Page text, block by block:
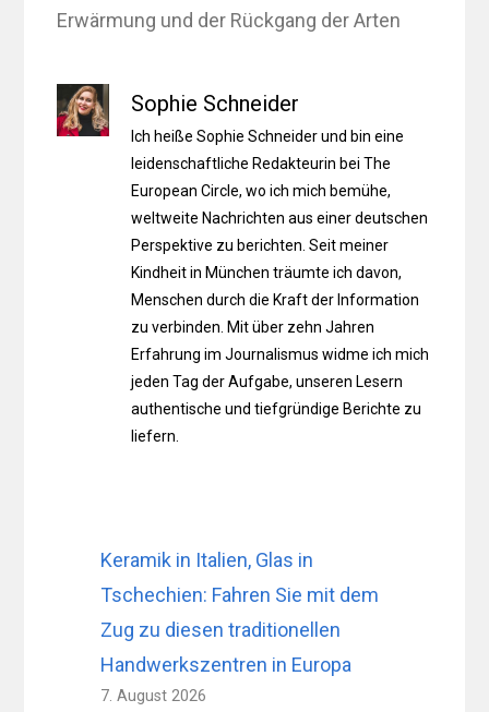
Erwärmung und der Rückgang der Arten
Sophie Schneider
Ich heiße Sophie Schneider und bin eine
leidenschaftliche Redakteurin bei The
European Circle, wo ich mich bemühe,
weltweite Nachrichten aus einer deutschen
Perspektive zu berichten. Seit meiner
Kindheit in München träumte ich davon,
Menschen durch die Kraft der Information
zu verbinden. Mit über zehn Jahren
Erfahrung im Journalismus widme ich mich
jeden Tag der Aufgabe, unseren Lesern
authentische und tiefgründige Berichte zu
liefern.
Keramik in Italien, Glas in
Tschechien: Fahren Sie mit dem
Zug zu diesen traditionellen
Handwerkszentren in Europa
7. August 2026